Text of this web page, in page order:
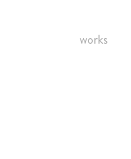
works